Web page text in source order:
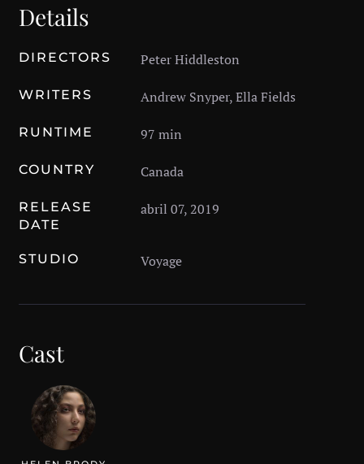
Details
DIRECTORS Peter Hiddleston
WRITERS Andrew Snyper, Ella Fields
RUNTIME 97 min
COUNTRY Canada
RELEASE
DATE
abril 07, 2019
STUDIO Voyage
Cast